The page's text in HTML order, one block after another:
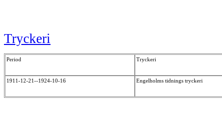
Tryckeri
Period Tryckeri
1911-12-21--1924-10-16 Engelholms tidnings tryckeri